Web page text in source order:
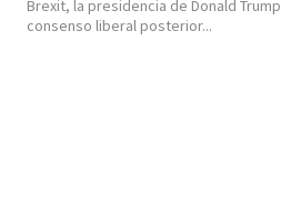
Brexit, la presidencia de Donald
consenso liberal posterior...